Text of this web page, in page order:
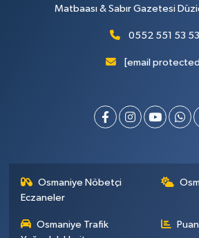
Matbaası & Sabır Gazetesi
0552 551 53 53
[email
Osmaniye Nöbetçi
Eczaneler
Osmaniye Trafik